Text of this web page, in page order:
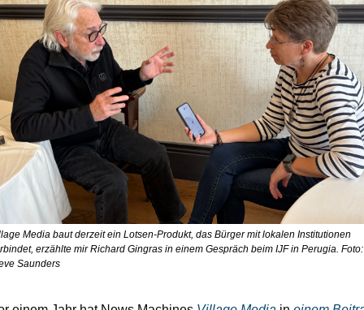
Media baut derzeit ein Lotsen-Produkt, das Bürger mit lokalen Institutionen
erzählte mir Richard Gingras in einem Gespräch beim IJF in Perugia. Foto:
Saunders